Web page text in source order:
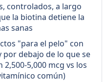
controlados, a largo
la biotina detiene la
sanas
"para el pelo" con
debajo de lo que se
5,000 mcg vs los
común)